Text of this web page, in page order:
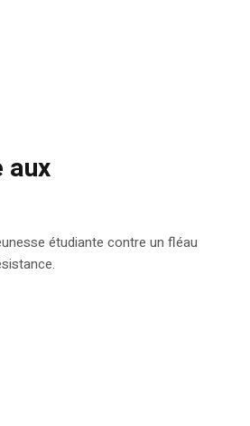
aux
étudiante contre un fléau